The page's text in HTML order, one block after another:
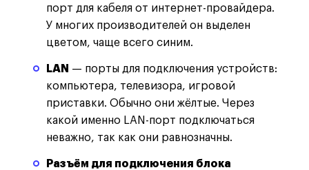
порт для кабеля от интернет-провайдера.
У многих производителей он выделен
цветом, чаще всего синим.
LAN — порты для подключения устройств:
компьютера, телевизора, игровой
приставки. Обычно они жёлтые. Через
какой именно LAN-порт подключаться
неважно, так как они равнозначны.
Разъём для подключения блока